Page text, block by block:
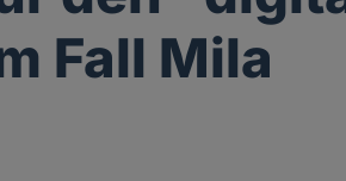
Fall Mila